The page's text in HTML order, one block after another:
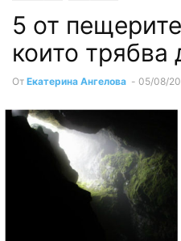
5 от
които трябва
От Екатерина Ангелова - 05/08/